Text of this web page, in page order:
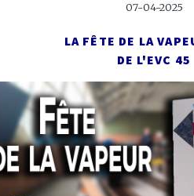
07-04-2025
LA FÊTE DE LA
DE L'EVC 45